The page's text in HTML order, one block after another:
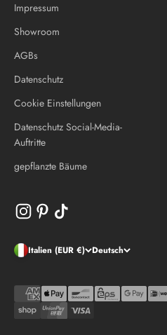
Impressum
Showroom
AGBs
Datenschutz
Cookie Einstellungen
Datenschutz Social-Media-
Auftritte
gepflanzte Bäume
Italien (EUR €) Deutsch